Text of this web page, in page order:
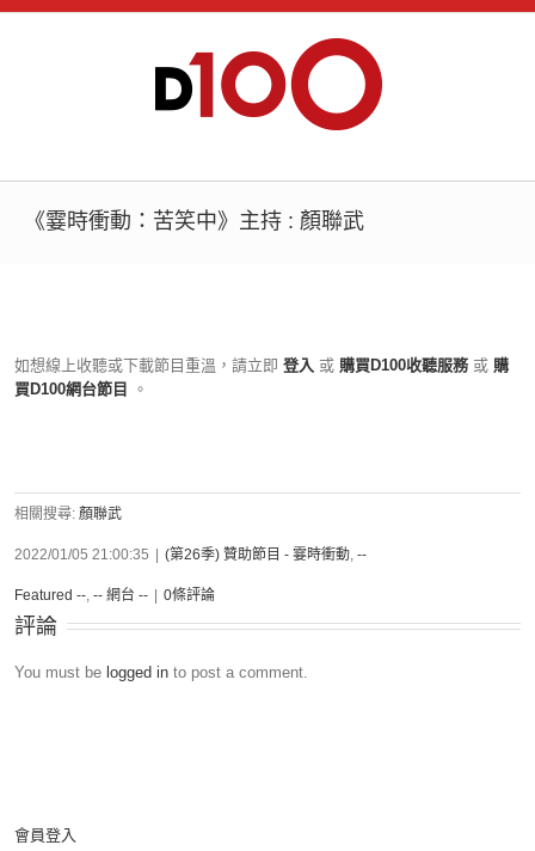
《霎時衝動：苦笑中》主持 : 顏聯武
如想線上收聽或下載節目重溫，請立即 登入 或 購買D100收聽服務 或 購
買D100網台節目
。
相關搜尋: 顏聯武
2022/01/05 21:00:35 (第26季) 贊助節目 - 霎時衝動, --
Featured --, -- 網台 -- 0條評論
評論
You must be logged in to post a comment.
會員登入